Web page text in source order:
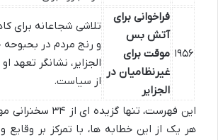
۱۹۵۶
فراخوانی برای
آتش بس
موقت برای
غیرنظامیان در
الجزایر
تلاشی شجاعانه
و رنج مردم در
الجزایر، نشانگر تعهد
از سیاست.
این فهرست، تنها
هر یک از این خطابه ها، با تمرکز بر